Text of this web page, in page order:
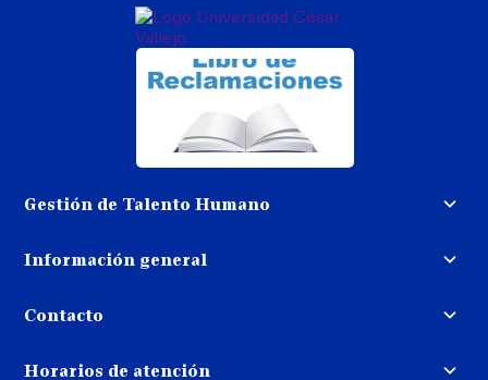
Gestión de Talento Humano
Trabaja con nosotros
Información general
dinero
Libro de reclamaciones
Contacto
Horarios de atención